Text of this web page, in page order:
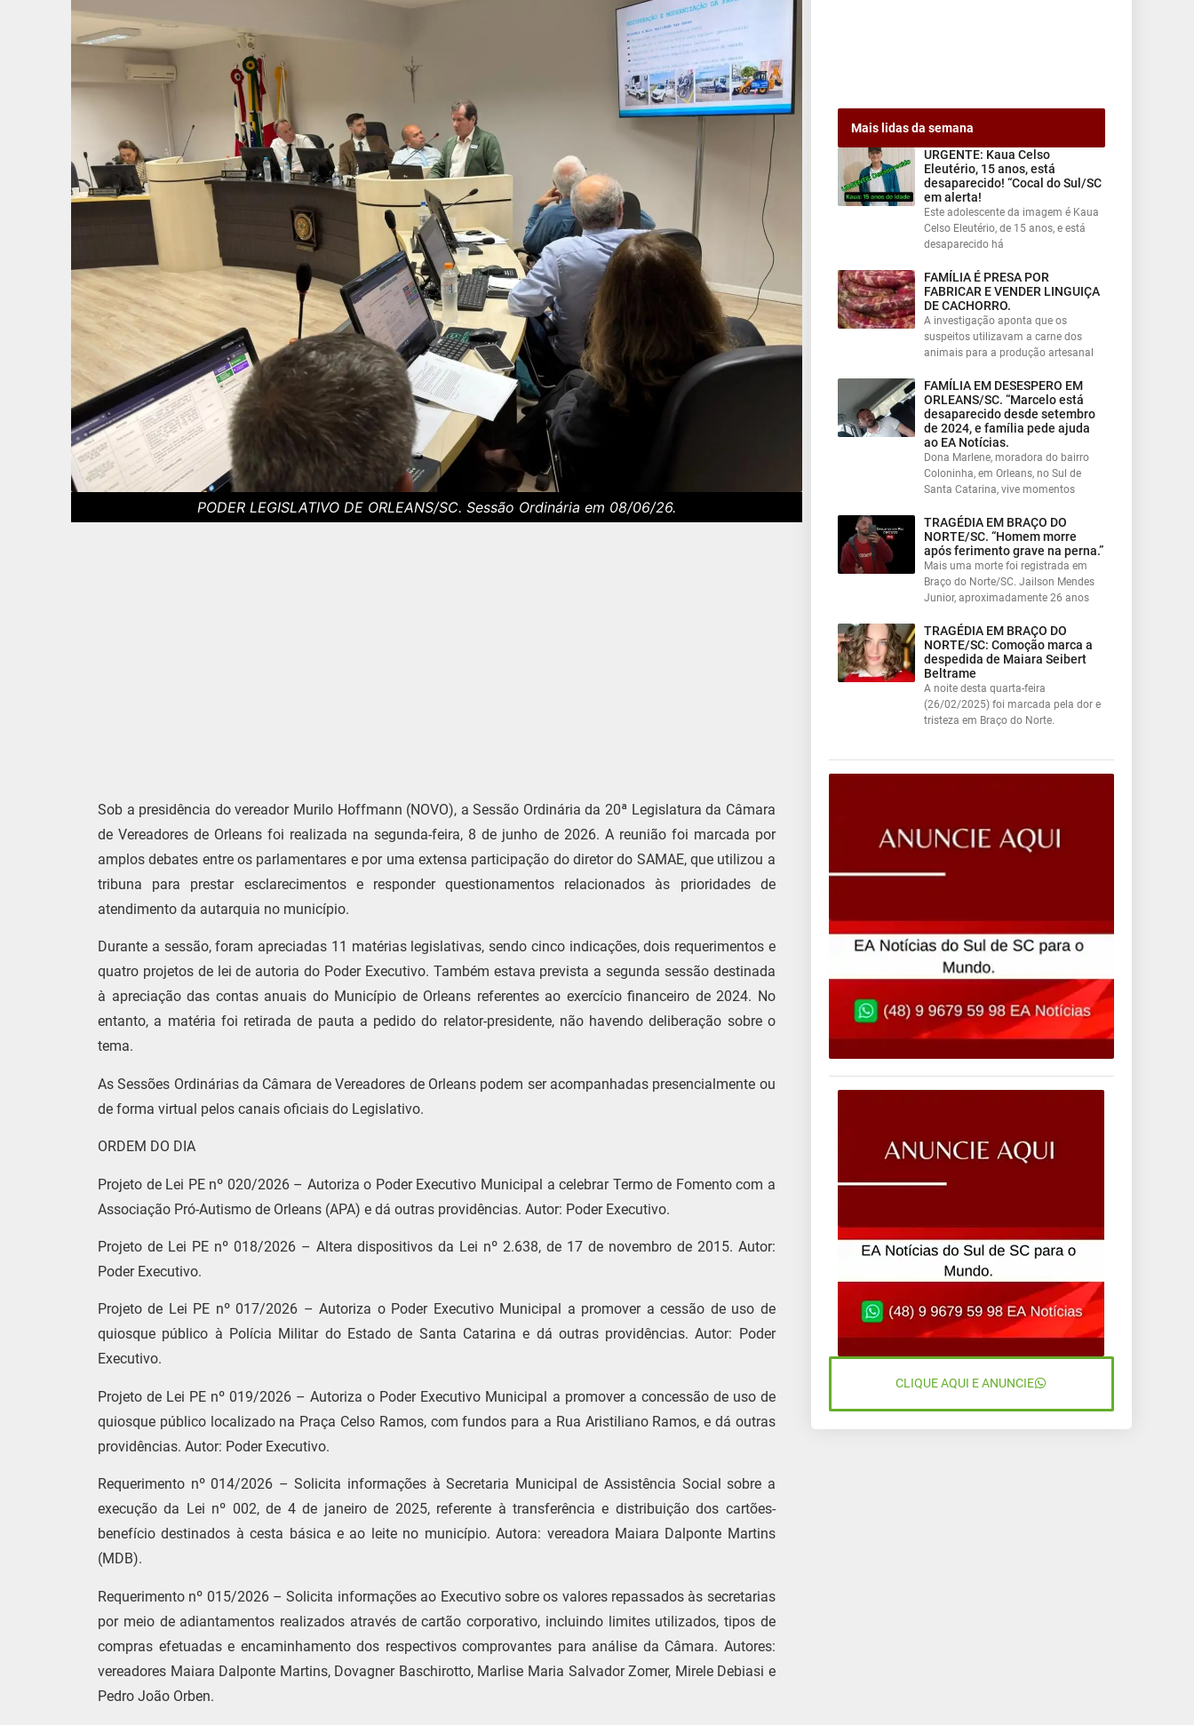
PODER LEGISLATIVO DE ORLEANS/SC. Sessão Ordinária em 08/06/26.
Sob a presidência do vereador Murilo Hoffmann (NOVO), a Sessão Ordinária da 20ª Legislatura da Câmara
de Vereadores de Orleans foi realizada na segunda-feira, 8 de junho de 2026. A reunião foi marcada por
amplos debates entre os parlamentares e por uma extensa participação do diretor do SAMAE, que utilizou a
tribuna para prestar esclarecimentos e responder questionamentos relacionados às prioridades de
atendimento da autarquia no município.
Durante a sessão, foram apreciadas 11 matérias legislativas, sendo cinco indicações, dois requerimentos e
quatro projetos de lei de autoria do Poder Executivo. Também estava prevista a segunda sessão destinada
à apreciação das contas anuais do Município de Orleans referentes ao exercício financeiro de 2024. No
entanto, a matéria foi retirada de pauta a pedido do relator-presidente, não havendo deliberação sobre o
tema.
As Sessões Ordinárias da Câmara de Vereadores de Orleans podem ser acompanhadas presencialmente ou
de forma virtual pelos canais oficiais do Legislativo.
ORDEM DO DIA
Projeto de Lei PE nº 020/2026 – Autoriza o Poder Executivo Municipal a celebrar Termo de Fomento com a
Associação Pró-Autismo de Orleans (APA) e dá outras providências. Autor: Poder Executivo.
Projeto de Lei PE nº 018/2026 – Altera dispositivos da Lei nº 2.638, de 17 de novembro de 2015. Autor:
Poder Executivo.
Projeto de Lei PE nº 017/2026 – Autoriza o Poder Executivo Municipal a promover a cessão de uso de
quiosque público à Polícia Militar do Estado de Santa Catarina e dá outras providências. Autor: Poder
Executivo.
Projeto de Lei PE nº 019/2026 – Autoriza o Poder Executivo Municipal a promover a concessão de uso de
quiosque público localizado na Praça Celso Ramos, com fundos para a Rua Aristiliano Ramos, e dá outras
providências. Autor: Poder Executivo.
Requerimento nº 014/2026 – Solicita informações à Secretaria Municipal de Assistência Social sobre a
execução da Lei nº 002, de 4 de janeiro de 2025, referente à transferência e distribuição dos cartões-
benefício destinados à cesta básica e ao leite no município. Autora: vereadora Maiara Dalponte Martins
(MDB).
Requerimento nº 015/2026 – Solicita informações ao Executivo sobre os valores repassados às secretarias
por meio de adiantamentos realizados através de cartão corporativo, incluindo limites utilizados, tipos de
compras efetuadas e encaminhamento dos respectivos comprovantes para análise da Câmara. Autores:
vereadores Maiara Dalponte Martins, Dovagner Baschirotto, Marlise Maria Salvador Zomer, Mirele Debiasi e
Pedro João Orben.
Mais lidas da semana
URGENTE: Kaua Celso
Eleutério, 15 anos, está
desaparecido! “Cocal do Sul/SC
em alerta!
Este adolescente da imagem é Kaua
Celso Eleutério, de 15 anos, e está
desaparecido há
FAMÍLIA É PRESA POR
FABRICAR E VENDER LINGUIÇA
DE CACHORRO.
A investigação aponta que os
suspeitos utilizavam a carne dos
animais para a produção artesanal
FAMÍLIA EM DESESPERO EM
ORLEANS/SC. “Marcelo está
desaparecido desde setembro
de 2024, e família pede ajuda
ao EA Notícias.
Dona Marlene, moradora do bairro
Coloninha, em Orleans, no Sul de
Santa Catarina, vive momentos
TRAGÉDIA EM BRAÇO DO
NORTE/SC. “Homem morre
após ferimento grave na perna.”
Mais uma morte foi registrada em
Braço do Norte/SC. Jailson Mendes
Junior, aproximadamente 26 anos
TRAGÉDIA EM BRAÇO DO
NORTE/SC: Comoção marca a
despedida de Maiara Seibert
Beltrame
A noite desta quarta-feira
(26/02/2025) foi marcada pela dor e
tristeza em Braço do Norte.
CLIQUE AQUI E ANUNCIE